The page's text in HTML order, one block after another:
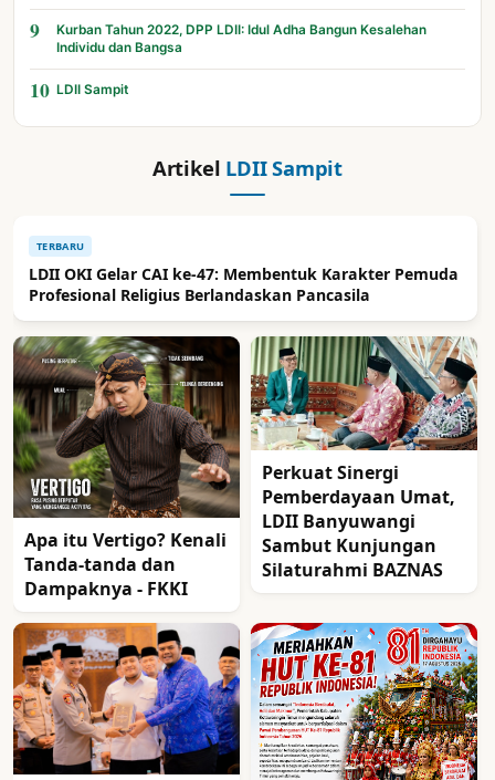
9
Kurban Tahun 2022, DPP LDII: Idul Adha Bangun Kesalehan
Individu dan Bangsa
10 LDII Sampit
Artikel LDII Sampit
TERBARU
LDII OKI Gelar CAI ke-47: Membentuk Karakter Pemuda
Profesional Religius Berlandaskan Pancasila
Apa itu Vertigo? Kenali
Tanda-tanda dan
Dampaknya - FKKI
Perkuat Sinergi
Pemberdayaan Umat,
LDII Banyuwangi
Sambut Kunjungan
Silaturahmi BAZNAS